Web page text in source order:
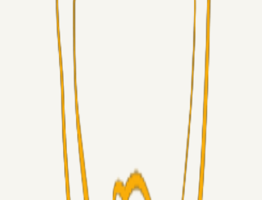
Chrisdinho88
Horsens - Brøndby billet
Alt det andet
Chrisdinho88
05. aug. 2026
Bange anelser
Superliga-truppen
05. aug. 2026
Kommer Jobbe hjem?
05. aug. 2026
Brøndby-TV og u-19